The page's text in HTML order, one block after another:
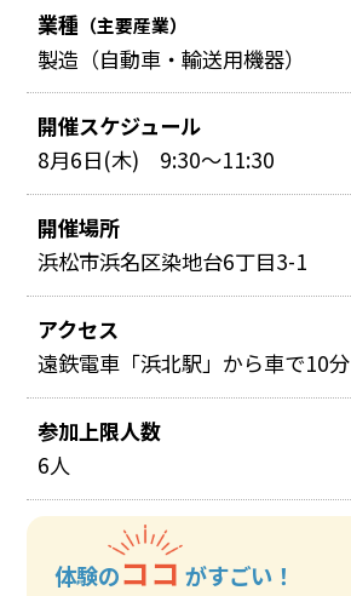
業種 （主要産業）
製造（自動車・輸送用機器）
開催スケジュール
8月6日(木) 9:30～11:30
開催場所
浜松市浜名区染地台6丁目3-1
アクセス
遠鉄電車「浜北駅」から車で10分
参加上限人数
6人
体験のココ がすごい！